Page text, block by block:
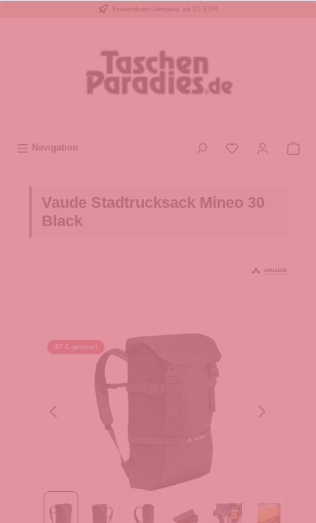
Kostenloser Versand ab 20 EUR
Navigation
Vaude Stadtrucksack Mineo 30
Black
47 € gespart